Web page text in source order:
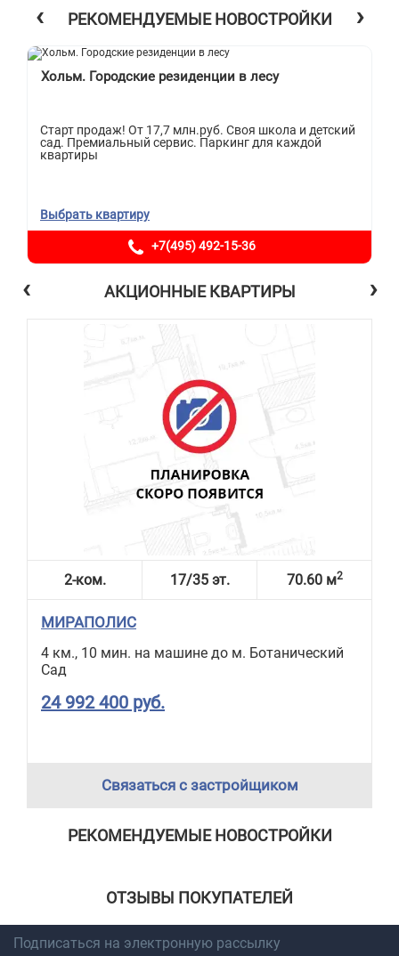
РЕКОМЕНДУЕМЫЕ НОВОСТРОЙКИ
Хольм. Городские резиденции в лесу
Старт продаж! От 17,7 млн.руб. Своя школа и детский
сад. Премиальный сервис. Паркинг для каждой
квартиры
Выбрать квартиру
+7(495) 492-15-36
‹ ›
АКЦИОННЫЕ КВАРТИРЫ
2-ком. 17/35 эт. 70.60 м2
МИРАПОЛИС
4 км., 10 мин. на машине до м. Ботанический
Сад
24 992 400 руб.
Связаться с застройщиком
‹ ›
РЕКОМЕНДУЕМЫЕ НОВОСТРОЙКИ
ОТЗЫВЫ ПОКУПАТЕЛЕЙ
Подписаться на электронную рассылку